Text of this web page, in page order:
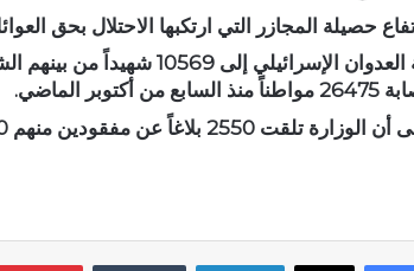
حصيلة المجازر التي ارتكبها الاحتلال بحق العوائل